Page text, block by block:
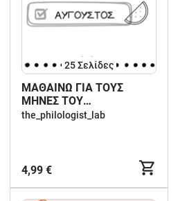
25Σελίδες
ΜΑΘΑΙΝΩ ΓΙΑ ΤΟΥΣ
ΜΗΝΕΣ ΤΟΥ
ΚΑΛΟΚΑΙΡΙΟΥ
the_philologist_lab
4,99 €